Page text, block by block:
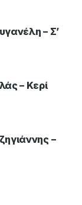
– Σ’
– Κερί
–